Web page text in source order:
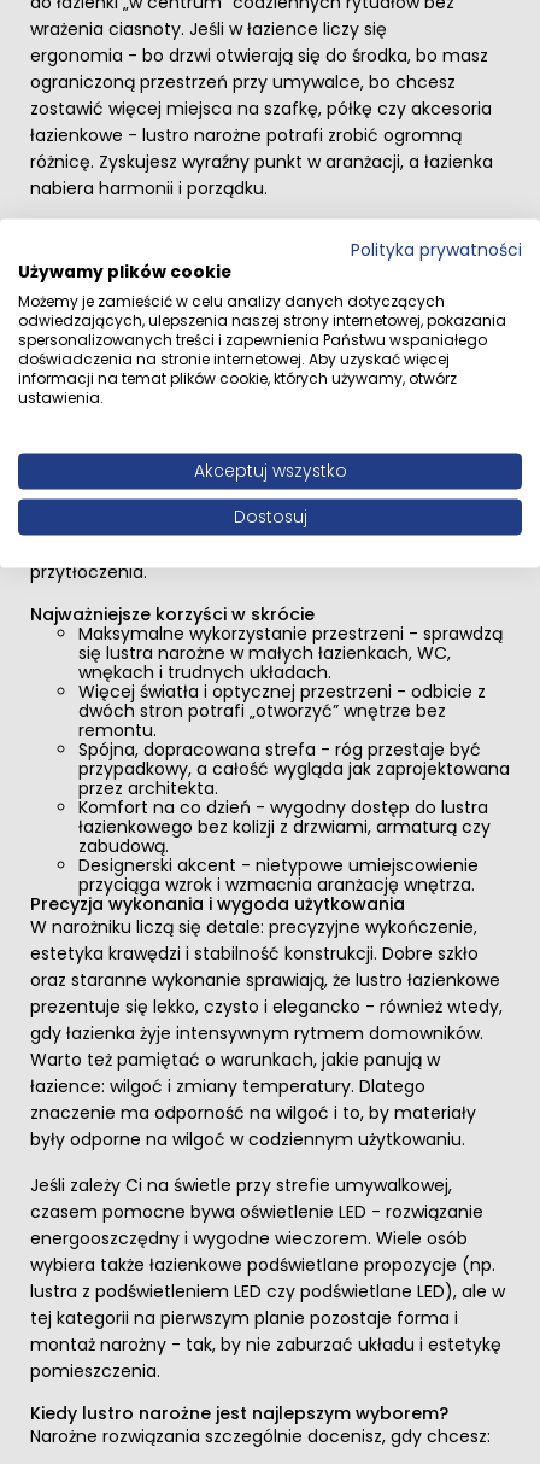
wrażenia ciasnoty. Jeśli w łazience liczy się
ergonomia - bo drzwi otwierają się do środka, bo masz
ograniczoną przestrzeń przy umywalce, bo chcesz
zostawić więcej miejsca na szafkę, półkę czy akcesoria
łazienkowe - lustro narożne potrafi zrobić ogromną
różnicę. Zyskujesz wyraźny punkt w aranżacji, a łazienka
nabiera harmonii i porządku.
W tej kategorii stawiamy na estetykę, która idzie w parze
z użytkowością. To nowoczesne lustra łazienkowe, które
mogą być dyskretne i subtelnie wtapiać się w ściany,
albo bardziej wyraziste - gdy chcesz podkreślić stylowy
charakter wnętrza. Narożny montaż świetnie „gra” z
płytkami, fakturą tynku czy zabudową meblową, a
nietypowym układzie. W praktyce warto zwrócić uwagę
na wymiary lustra: popularne rozmiary, takie jak 60 cm,
70 cm, 80 cm czy 100 cm, ułatwiają dopasowanie do
przytłoczenia.
Najważniejsze korzyści w skrócie
Maksymalne wykorzystanie przestrzeni - sprawdzą
się lustra narożne w małych łazienkach, WC,
wnękach i trudnych układach.
Więcej światła i optycznej przestrzeni - odbicie z
dwóch stron potrafi „otworzyć” wnętrze bez
remontu.
Spójna, dopracowana strefa - róg przestaje być
przypadkowy, a całość wygląda jak zaprojektowana
przez architekta.
Komfort na co dzień - wygodny dostęp do lustra
łazienkowego bez kolizji z drzwiami, armaturą czy
zabudową.
Designerski akcent - nietypowe umiejscowienie
przyciąga wzrok i wzmacnia aranżację wnętrza.
Precyzja wykonania i wygoda użytkowania
W narożniku liczą się detale: precyzyjne wykończenie,
estetyka krawędzi i stabilność konstrukcji. Dobre szkło
oraz staranne wykonanie sprawiają, że lustro łazienkowe
prezentuje się lekko, czysto i elegancko - również wtedy,
gdy łazienka żyje intensywnym rytmem domowników.
Warto też pamiętać o warunkach, jakie panują w
łazience: wilgoć i zmiany temperatury. Dlatego
znaczenie ma odporność na wilgoć i to, by materiały
były odporne na wilgoć w codziennym użytkowaniu.
Jeśli zależy Ci na świetle przy strefie umywalkowej,
czasem pomocne bywa oświetlenie LED - rozwiązanie
energooszczędny i wygodne wieczorem. Wiele osób
wybiera także łazienkowe podświetlane propozycje (np.
lustra z podświetleniem LED czy podświetlane LED), ale w
tej kategorii na pierwszym planie pozostaje forma i
montaż narożny - tak, by nie zaburzać układu i estetykę
pomieszczenia.
Kiedy lustro narożne jest najlepszym wyborem?
Narożne rozwiązania szczególnie docenisz, gdy chcesz:
Polityka prywatności
Używamy plików cookie
Możemy je zamieścić w celu analizy danych dotyczących
odwiedzających, ulepszenia naszej strony internetowej, pokazania
spersonalizowanych treści i zapewnienia Państwu wspaniałego
doświadczenia na stronie internetowej. Aby uzyskać więcej
informacji na temat plików cookie, których używamy, otwórz
ustawienia.
Akceptuj wszystko
Dostosuj